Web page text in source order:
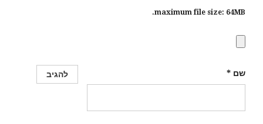
maximum file size: 64MB.
שם *